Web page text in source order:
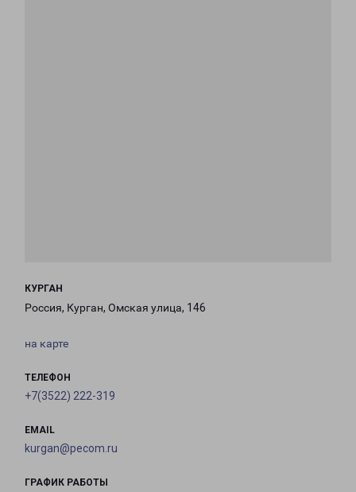
КУРГАН
Россия, Курган, Омская улица, 146
на карте
ТЕЛЕФОН
+7(3522) 222-319
EMAIL
kurgan@pecom.ru
ГРАФИК РАБОТЫ